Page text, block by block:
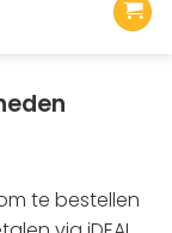
te bestellen